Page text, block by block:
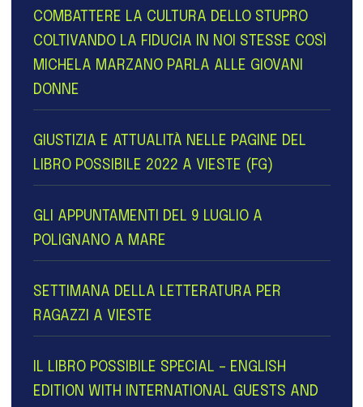
COMBATTERE LA CULTURA DELLO STUPRO
COLTIVANDO LA FIDUCIA IN NOI STESSE COSÌ
MICHELA MARZANO PARLA ALLE GIOVANI
DONNE
GIUSTIZIA E ATTUALITÀ NELLE PAGINE DEL
LIBRO POSSIBILE 2022 A VIESTE (FG)
GLI APPUNTAMENTI DEL 9 LUGLIO A
POLIGNANO A MARE
SETTIMANA DELLA LETTERATURA PER
RAGAZZI A VIESTE
IL LIBRO POSSIBILE SPECIAL – ENGLISH
EDITION WITH INTERNATIONAL GUESTS AND